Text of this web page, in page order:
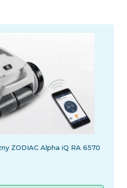
ZODIAC Alpha iQ RA 6570